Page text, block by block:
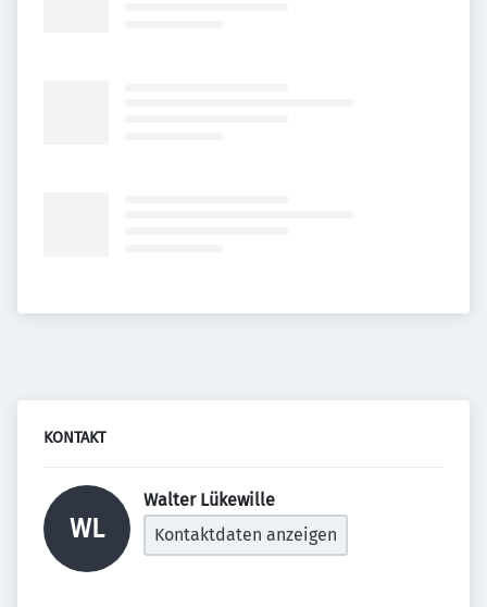
KONTAKT
WL
Walter Lükewille
Kontaktdaten anzeigen